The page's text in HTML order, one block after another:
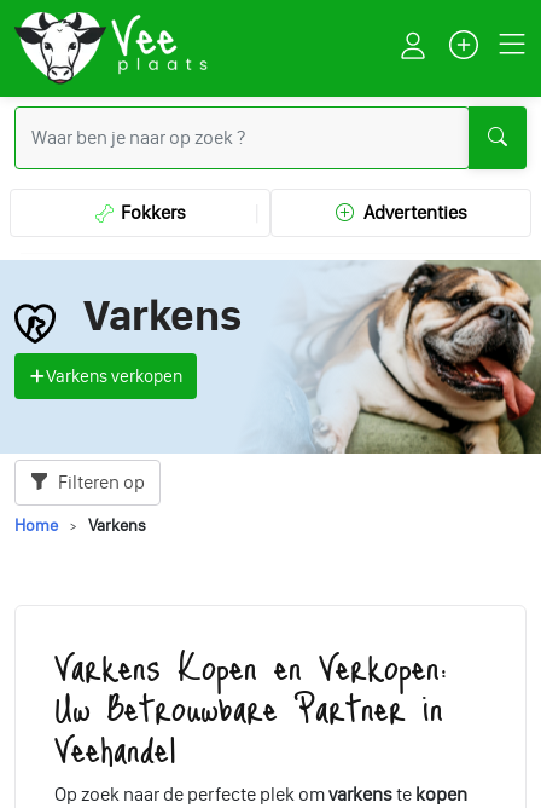
Fokkers Advertenties
Varkens
Varkens verkopen
Filteren op
Home Varkens
Varkens Kopen en Verkopen:
Uw Betrouwbare Partner in
Veehandel
Op zoek naar de perfecte plek omvarkenste kopen